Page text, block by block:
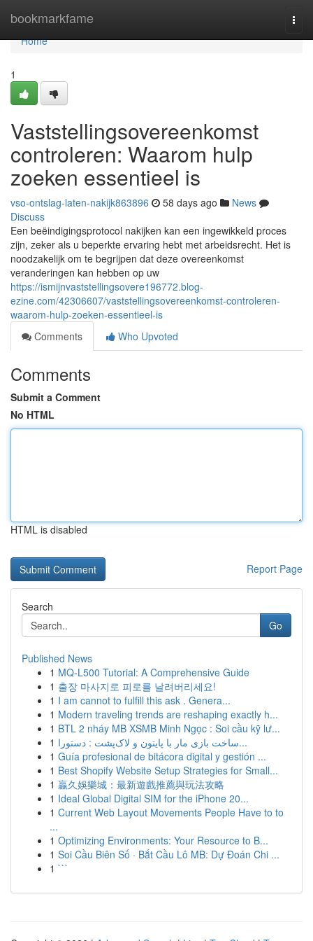
bookmarkfame
Home
Home
1
Vaststellingsovereenkomst
controleren: Waarom hulp
zoeken essentieel is
vso-ontslag-laten-nakijk863896 58 days ago
News
Discuss
Een beëindigingsprotocol nakijken kan een ingewikkeld proces
zijn, zeker als u beperkte ervaring hebt met arbeidsrecht. Het is
noodzakelijk om te begrijpen dat deze overeenkomst
veranderingen kan hebben op uw
https://ismijnvaststellingsovere196772.blog-
ezine.com/42306607/vaststellingsovereenkomst-controleren-
waarom-hulp-zoeken-essentieel-is
Comments
Who Upvoted
Comments
Submit a Comment
No HTML
HTML is disabled
Report Page
Search
Go
Published News
1 MQ-L500 Tutorial: A Comprehensive Guide
1 출장 마사지로 피로를 날려버리세요!
1 I am cannot to fulfill this ask . Genera...
1 Modern traveling trends are reshaping exactly h...
1 BTL 2 nháy MB XSMB Minh Ngọc : Soi cầu kỹ lư...
1
ساخت بازی مار با پایتون و لاک‌پشت : دستورا...
1 Guía profesional de bitácora digital y gestión ...
1 Best Shopify Website Setup Strategies for Small...
1 贏久娛樂城：最新遊戲推薦與玩法攻略
1 Ideal Global Digital SIM for the iPhone 20...
1 Current Web Layout Movements People Have to to
...
1 Optimizing Environments: Your Resource to B...
1 Soi Cầu Biên Số · Bắt Cầu Lô MB: Dự Đoán Chi ...
1 ```